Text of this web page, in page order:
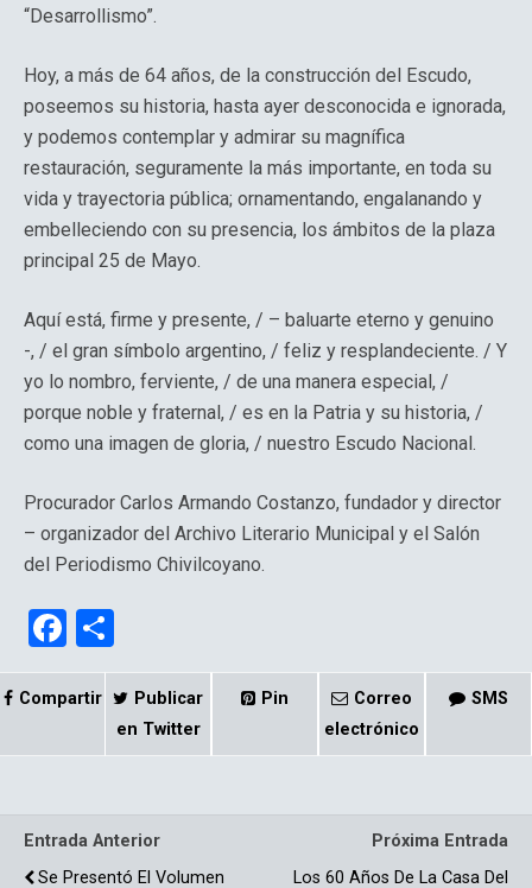
“Desarrollismo”.
Hoy, a más de 64 años, de la construcción del Escudo,
poseemos su historia, hasta ayer desconocida e ignorada,
y podemos contemplar y admirar su magnífica
restauración, seguramente la más importante, en toda su
vida y trayectoria pública; ornamentando, engalanando y
embelleciendo con su presencia, los ámbitos de la plaza
principal 25 de Mayo.
Aquí está, firme y presente, / – baluarte eterno y genuino
-, / el gran símbolo argentino, / feliz y resplandeciente. / Y
yo lo nombro, ferviente, / de una manera especial, /
porque noble y fraternal, / es en la Patria y su historia, /
como una imagen de gloria, / nuestro Escudo Nacional.
Procurador Carlos Armando Costanzo, fundador y director
– organizador del Archivo Literario Municipal y el Salón
del Periodismo Chivilcoyano.
F
a
ce
k
o
m
p
Compartir
Publicar
en Twitter
Pin
Correo
electrónico
SMS
Entrada Anterior
Se Presentó El Volumen
Próxima Entrada
Los 60 Años De La Casa Del